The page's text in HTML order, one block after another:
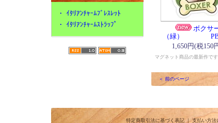
・ ｲﾀﾘｱﾝﾁｬｰﾑﾌﾞﾚｽﾚｯﾄ
・ ｲﾀﾘｱﾝﾁｬｰﾑｽﾄﾗｯﾌﾟ
ボクサ
（緑） PB-
1,650円(税150
マグネット商品の最新作です
＜ 前のページ
特定商取引法に基づく表記｜支払い方法